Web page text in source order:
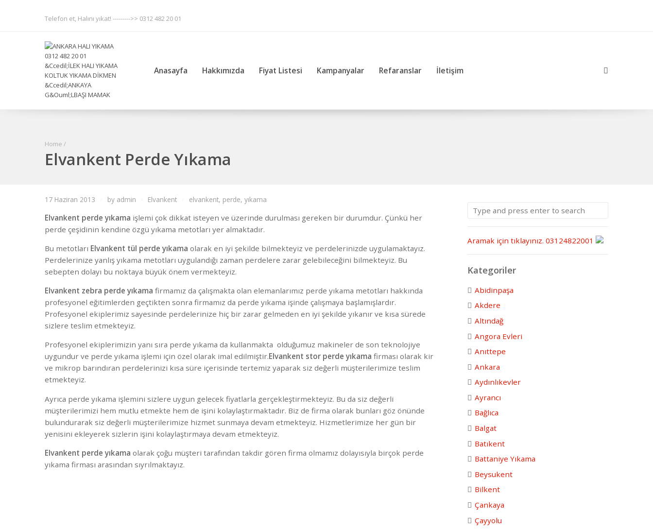
Telefon et, Halını yıkat! --------->> 0312 482 20 01
Anasayfa Hakkımızda Fiyat Listesi Kampanyalar Refaranslar İletişim
Home /
Elvankent Perde Yıkama
17 Haziran 2013 by admin Elvankent elvankent, perde,yıkama
Elvankent perde yıkama işlemi çok dikkat isteyen ve üzerinde durulması gereken bir durumdur. Çünkü her
perde çeşidinin kendine özgü yıkama metotları yer almaktadır.
Bu metotları Elvankent tül perde yıkama olarak en iyi şekilde bilmekteyiz ve perdelerinizde uygulamaktayız.
Perdelerinize yanlış yıkama metotları uygulandığı zaman perdelere zarar gelebileceğini bilmekteyiz. Bu
sebepten dolayı bu noktaya büyük önem vermekteyiz.
Elvankent zebra perde yıkama firmamız da çalışmakta olan elemanlarımız perde yıkama metotları hakkında
profesyonel eğitimlerden geçtikten sonra firmamız da perde yıkama işinde çalışmaya başlamışlardır.
Profesyonel ekiplerimiz sayesinde perdelerinize hiç bir zarar gelmeden en iyi şekilde yıkanır ve kısa sürede
sizlere teslim etmekteyiz.
Profesyonel ekiplerimizin yanı sıra perde yıkama da kullanmakta olduğumuz makineler de son teknolojiye
uygundur ve perde yıkama işlemi için özel olarak imal edilmiştir.Elvankent stor perde yıkama firması olarak kir
ve mikrop barındıran perdelerinizi kısa süre içerisinde tertemiz yaparak siz değerli müşterilerimize teslim
etmekteyiz.
Ayrıca perde yıkama işlemini sizlere uygun gelecek fiyatlarla gerçekleştirmekteyiz. Bu da siz değerli
müşterilerimizi hem mutlu etmekte hem de işini kolaylaştırmaktadır. Biz de firma olarak bunları göz önünde
bulundurarak siz değerli müşterilerimize hizmet sunmaya devam etmekteyiz. Hizmetlerimize her gün bir
yenisini ekleyerek sizlerin işini kolaylaştırmaya devam etmekteyiz.
Elvankent perde yıkama olarak çoğu müşteri tarafından takdir gören firma olmamız dolayısıyla birçok perde
yıkama firması arasından sıyrılmaktayız.
Aramak için tıklayınız. 03124822001
Kategoriler
Abidinpaşa
Akdere
Altındağ
Angora Evleri
Anıttepe
Ankara
Aydınlıkevler
Ayrancı
Bağlıca
Balgat
Batıkent
Battaniye Yıkama
Beysukent
Bilkent
Çankaya
Çayyolu